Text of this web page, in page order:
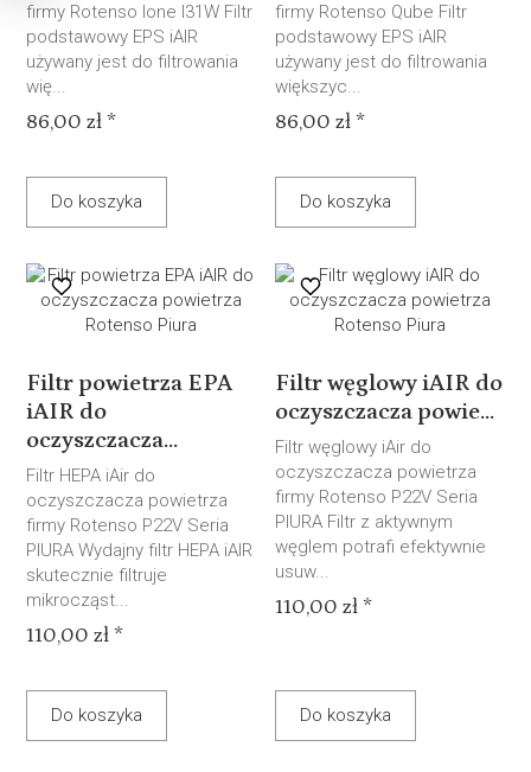
firmy Rotenso lone I31W Filtr
podstawowy EPS iAIR
używany jest do filtrowania
wię...
86,00 zł *
Do koszyka
firmy Rotenso Qube Filtr
podstawowy EPS iAIR
używany jest do filtrowania
większyc...
86,00 zł *
Do koszyka
Filtr powietrza EPA
iAIR do
oczyszczacza...
Filtr HEPA iAir do
oczyszczacza powietrza
firmy Rotenso P22V Seria
PIURA Wydajny filtr HEPA iAIR
skutecznie filtruje
mikrocząst...
110,00 zł *
Do koszyka
Filtr węglowy iAIR do
oczyszczacza powie...
Filtr węglowy iAir do
oczyszczacza powietrza
firmy Rotenso P22V Seria
PIURA Filtr z aktywnym
węglem potrafi efektywnie
usuw...
110,00 zł *
Do koszyka